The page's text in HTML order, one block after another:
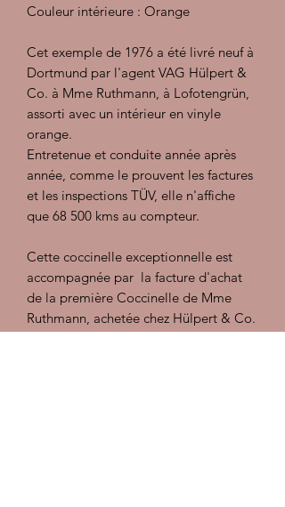
Couleur intérieure : Orange
Cet exemple de 1976 a été livré neuf à
Dortmund par l'agent VAG Hülpert &
Co. à Mme Ruthmann, à Lofotengrün,
assorti avec un intérieur en vinyle
orange.
Entretenue et conduite année après
année, comme le prouvent les factures
et les inspections TÜV, elle n'affiche
que 68 500 kms au compteur.
Cette coccinelle exceptionnelle est
accompagnée par la facture d'achat
de la première Coccinelle de Mme
Ruthmann, achetée chez Hülpert & Co.